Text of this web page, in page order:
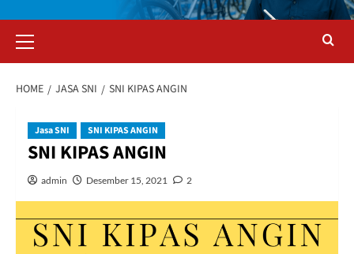
Menu
HOME JASA SNI SNI KIPAS ANGIN
Jasa SNI SNI KIPAS ANGIN
SNI KIPAS ANGIN
admin Desember 15, 2021 2